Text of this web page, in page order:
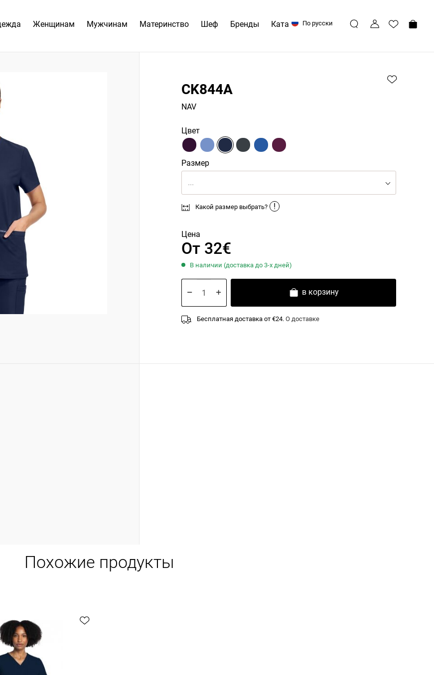
Женщинам Мужчинам Материнство Шеф Бренды КаталогиПо русски
CK844A
NAV
Цвет
Размер
...
Какой размер выбрать? !
Цена
От 32€
В наличии (доставка до 3-х дней)
в корзину
Бесплатная доставка от €24.О доставке
Похожие продукты